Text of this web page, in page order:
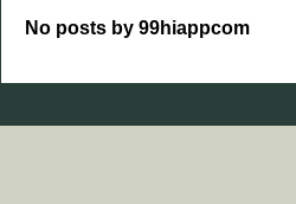
No posts by 99hiappcom